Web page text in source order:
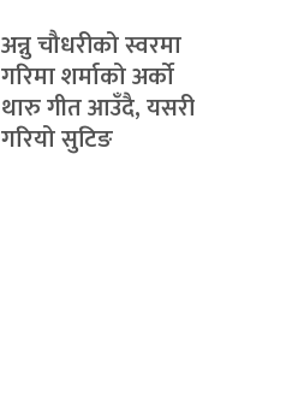
अन्नु चौधरीको स्वरमा
गरिमा शर्माको अर्को
थारु गीत आउँदै, यसरी
गरियो सुटिङ